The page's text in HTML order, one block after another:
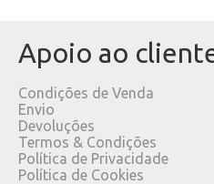
Apoio ao
Condições de Venda
Envio
Devoluções
Termos & Condições
Política de Privacidade
Política de Cookies